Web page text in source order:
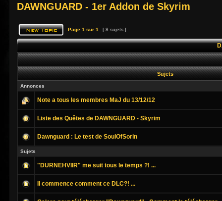
DAWNGUARD - 1er Addon de Skyrim
Page 1 sur 1 [ 8 sujets ]
Sujets
Annonces
Note a tous les membres MaJ du 13/12/12
Liste des Quêtes de DAWNGUARD - Skyrim
Dawnguard : Le test de SoulOfSorin
Sujets
"DURNEHVIIR" me suit tous le temps ?! ...
Il commence comment ce DLC?! ...